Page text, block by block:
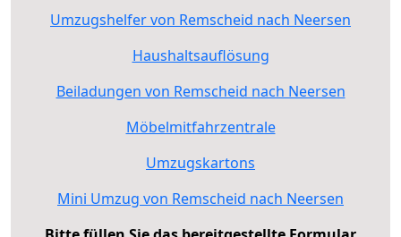
Umzugshelfer von Remscheid nach Neersen
Haushaltsauflösung
Beiladungen von Remscheid nach Neersen
Möbelmitfahrzentrale
Umzugskartons
Mini Umzug von Remscheid nach Neersen